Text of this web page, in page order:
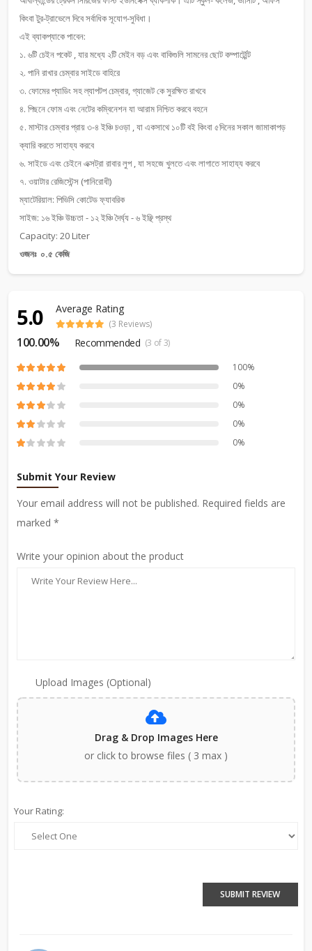
কিংবা টুর-ট্রাভেলে দিবে সর্বাধিক সূযোগ-সুবিধা।
এই ব্যাকপ্যাকে পাবেন:
১. ৬টি চেইন পকেট , যার মধ্যে ২টি মেইন বড় এবং বাকিগুলি সামনের ছোট কম্পার্ট্মেন্ট
২. পানি রাখার চেম্বার সাইডে বাহিরে
৩. ফোমের প্যাডিং সহ ল্যাপটপ চেম্বার, গ্যাজেট কে সুরক্ষিত রাখবে
৪. পিছনে ফোম এবং নেটের কম্বিনেশন যা আরাম নিশ্চিত করবে বহনে
৫. মাস্টার চেম্বার প্রায় ৩-৪ ইঞ্চি চওড়া , যা একসাথে ১০টি বই কিংবা ৫দিনের সকাল জামাকাপড়
ক্যারি করতে সাহায্য করবে
৬. সাইডে এবং চেইনে এক্সট্রা রাবার লুপ , যা সহজে খুলতে এবং লাগাতে সাহায্য করবে
৭. ওয়াটার রেজিস্টেন্স (পানিরোধী)
ম্যাটেরিয়াল: পিভিসি কোটেড ফ্যাবরিক
সাইজ: ১৬ ইঞ্চি উচ্চতা - ১২ ইঞ্চি দৈর্ঘ্য - ৬ ইঞ্ছি প্রস্থ
Capacity: 20 Liter
ওজনঃ ০.৫ কেজি
5.0 Average Rating
(3 Reviews)
100.00% Recommended (3 of 3)
100%
0%
0%
0%
0%
Submit Your Review
Your email address will not be published. Required fields are
marked *
Write your opinion about the product
Upload Images (Optional)
Drag & Drop Images Here
or click to browse files ( 3 max )
Your Rating:
SUBMIT REVIEW